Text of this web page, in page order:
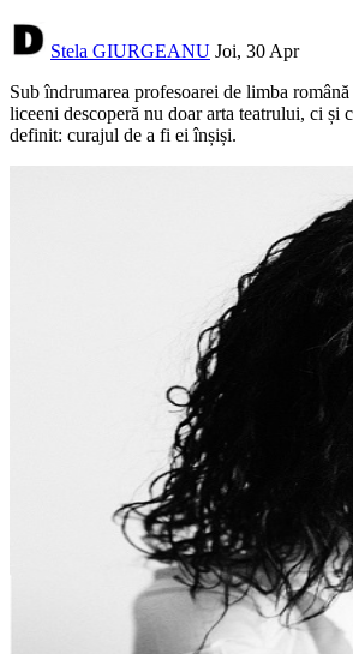
Stela GIURGEANU Joi, 30 Apr
Sub îndrumarea profesoarei de limba
liceeni descoperă nu doar arta teatrului, ci și
definit: curajul de a fi ei înșiși.